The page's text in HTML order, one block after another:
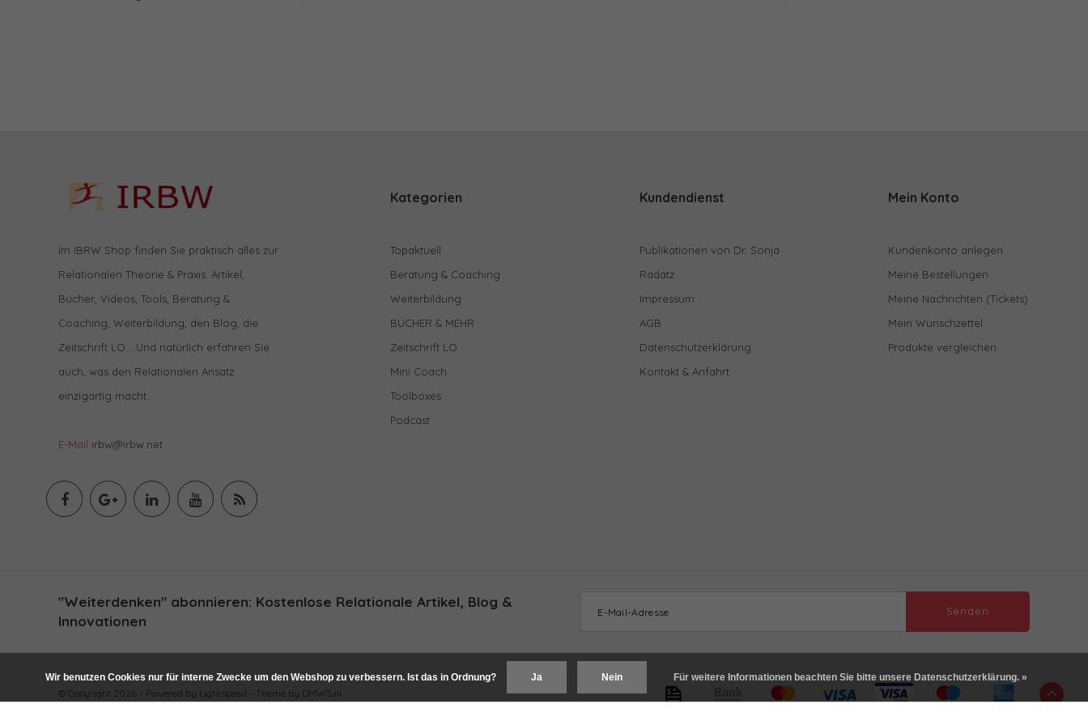
Im IBRW Shop finden Sie praktisch alles zur
Relationalen Theorie & Praxis: Artikel,
Bücher, Videos, Tools, Beratung &
Coaching, Weiterbildung, den Blog, die
Zeitschrift LO… Und natürlich erfahren Sie
auch, was den Relationalen Ansatz
einzigartig macht.
E-Mail irbw@irbw.net
Kategorien
Topaktuell
Beratung & Coaching
Weiterbildung
BÜCHER & MEHR
Zeitschrift LO
Mini Coach
Toolboxes
Podcast
Kundendienst
Publikationen von Dr. Sonja
Radatz
Impressum
AGB
Datenschutzerklärung
Kontakt & Anfahrt
Mein Konto
Kundenkonto anlegen
Meine Bestellungen
Meine Nachrichten (Tickets)
Mein Wunschzettel
Produkte vergleichen
"Weiterdenken" abonnieren: Kostenlose Relationale Artikel, Blog &
Innovationen
Senden
© Copyright 2026 - Powered by Lightspeed - Theme by DMWS.nl
Wir benutzen Cookies nur für interne Zwecke um den Webshop zu verbessern. Ist das in Ordnung? Ja Nein Für weitere Informationen beachten Sie bitte unsere Datenschutzerklärung. »